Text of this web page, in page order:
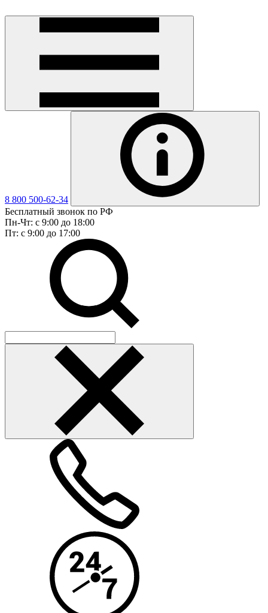
8 800 500-62-34
Бесплатный звонок по РФ
Пн-Чт: с 9:00 до 18:00
Пт: с 9:00 до 17:00